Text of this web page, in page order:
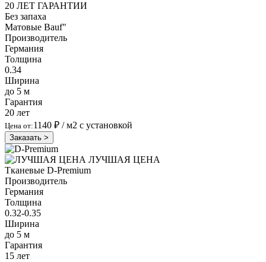
20 ЛЕТ ГАРАНТИИ
Без запаха
Матовые Bauf"
Производитель
Германия
Толщина
0.34
Ширина
до 5 м
Гарантия
20 лет
Цена от:1140 ₽ / м2 с установкой
Заказать >
ЛУЧШАЯ ЦЕНА
Тканевые D-Premium
Производитель
Германия
Толщина
0.32-0.35
Ширина
до 5 м
Гарантия
15 лет